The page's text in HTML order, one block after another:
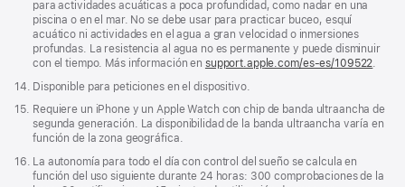
página
para actividades acuáticas a poca profundidad, como nadar en una
piscina o en el mar. No se debe usar para practicar buceo, esquí
acuático ni actividades en el agua a gran velocidad o inmersiones
profundas. La resistencia al agua no es permanente y puede disminuir
con el tiempo. Más información en support.apple.com/es-es/109522.
Nota
pie
página
14. Disponible para peticiones en el dispositivo.
Nota
página
15. Requiere un iPhone y un Apple Watch con chip de banda ultraancha de
segunda generación. La disponibilidad de la banda ultraancha varía en
función de la zona geográfica.
Nota
16. La autonomía para todo el día con control del sueño se calcula en
función del uso siguiente durante 24 horas: 300 comprobaciones de la